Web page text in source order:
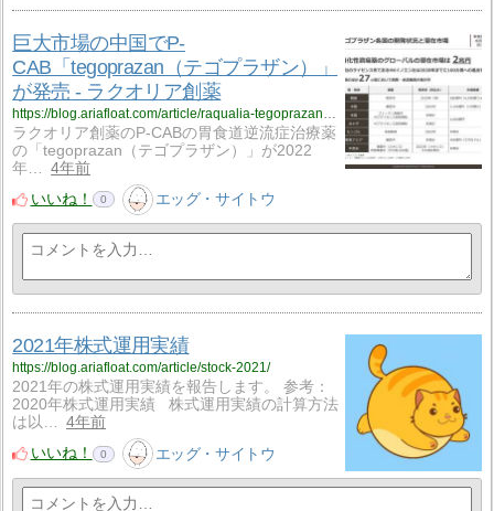
巨大市場の中国でP-
CAB「tegoprazan（テゴプラザン）」
が発売 ‐ ラクオリア創薬
https://blog.ariafloat.com/article/raqualia-tegoprazan-china-release/
ラクオリア創薬のP-CABの胃食道逆流症治療薬
の「tegoprazan（テゴプラザン）」が2022
年…
4年前
いいね！
0 エッグ・サイトウ
2021年株式運用実績
https://blog.ariafloat.com/article/stock-2021/
2021年の株式運用実績を報告します。 参考：
2020年株式運用実績 株式運用実績の計算方法
は以…
4年前
いいね！
0 エッグ・サイトウ